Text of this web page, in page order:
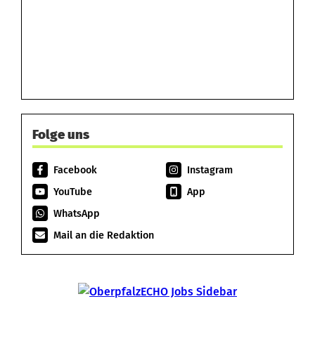
Folge uns
Facebook
Instagram
YouTube
App
WhatsApp
Mail an die Redaktion